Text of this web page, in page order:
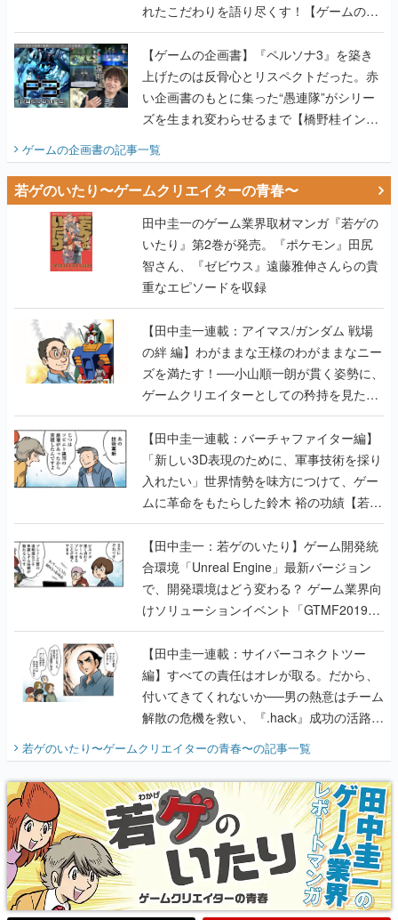
れたこだわりを語り尽くす！【ゲームの企
画書】
【ゲームの企画書】『ペルソナ3』を築き
上げたのは反骨心とリスペクトだった。赤
い企画書のもとに集った“愚連隊”がシリー
ズを生まれ変わらせるまで【橋野桂インタ
ビュー】
ゲームの企画書の記事一覧
若ゲのいたり〜ゲームクリエイターの青春〜
田中圭一のゲーム業界取材マンガ『若ゲの
いたり』第2巻が発売。『ポケモン』田尻
智さん、『ゼビウス』遠藤雅伸さんらの貴
重なエピソードを収録
【田中圭一連載：アイマス/ガンダム 戦場
の絆 編】わがままな王様のわがままなニー
ズを満たす！──小山順一朗が貫く姿勢に、
ゲームクリエイターとしての矜持を見た
【若ゲのいたり最終回】
【田中圭一連載：バーチャファイター編】
「新しい3D表現のために、軍事技術を採り
入れたい」世界情勢を味方につけて、ゲー
ムに革命をもたらした鈴木 裕の功績【若ゲ
のいたり】
【田中圭一：若ゲのいたり】ゲーム開発統
合環境「Unreal Engine」最新バージョン
で、開発環境はどう変わる？ ゲーム業界向
けソリューションイベント「GTMF2019」
に行って、より理解を深めよう【PR】
【田中圭一連載：サイバーコネクトツー
編】すべての責任はオレが取る。だから、
付いてきてくれないか──男の熱意はチーム
解散の危機を救い、『.hack』成功の活路を
開く。業界の快男児・松山 洋に流れる血は
『少年ジャンプ』色だった【若ゲのいた
り】
若ゲのいたり〜ゲームクリエイターの青春〜の記事一覧